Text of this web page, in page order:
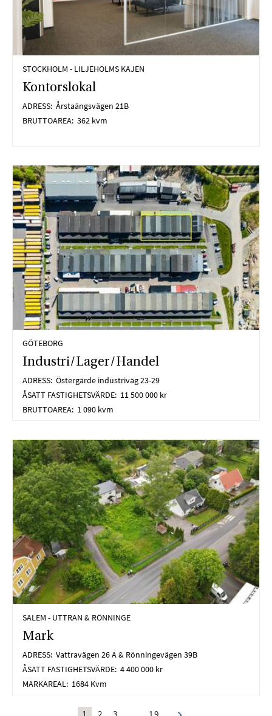
STOCKHOLM - LILJEHOLMS KAJEN
Kontorslokal
ADRESS: Årstaängsvägen 21B
BRUTTOAREA: 362 kvm
GÖTEBORG
Industri/Lager/Handel
ADRESS: Östergärde industriväg 23-29
ÅSATT FASTIGHETSVÄRDE: 11 500 000 kr
BRUTTOAREA: 1 090 kvm
SALEM - UTTRAN & RÖNNINGE
Mark
ADRESS: Vattravägen 26 A & Rönningevägen 39B
ÅSATT FASTIGHETSVÄRDE: 4 400 000 kr
MARKAREAL: 1684 Kvm